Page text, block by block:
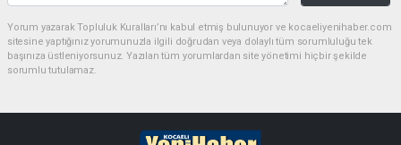
Yorum yazarak Topluluk Kuralları’nı kabul etmiş bulunuyor ve kocaeliyenihaber.com
sitesine yaptığınız yorumunuzla ilgili doğrudan veya dolaylı tüm sorumluluğu tek
başınıza üstleniyorsunuz. Yazılan tüm yorumlardan site yönetimi hiçbir şekilde
sorumlu tutulamaz.